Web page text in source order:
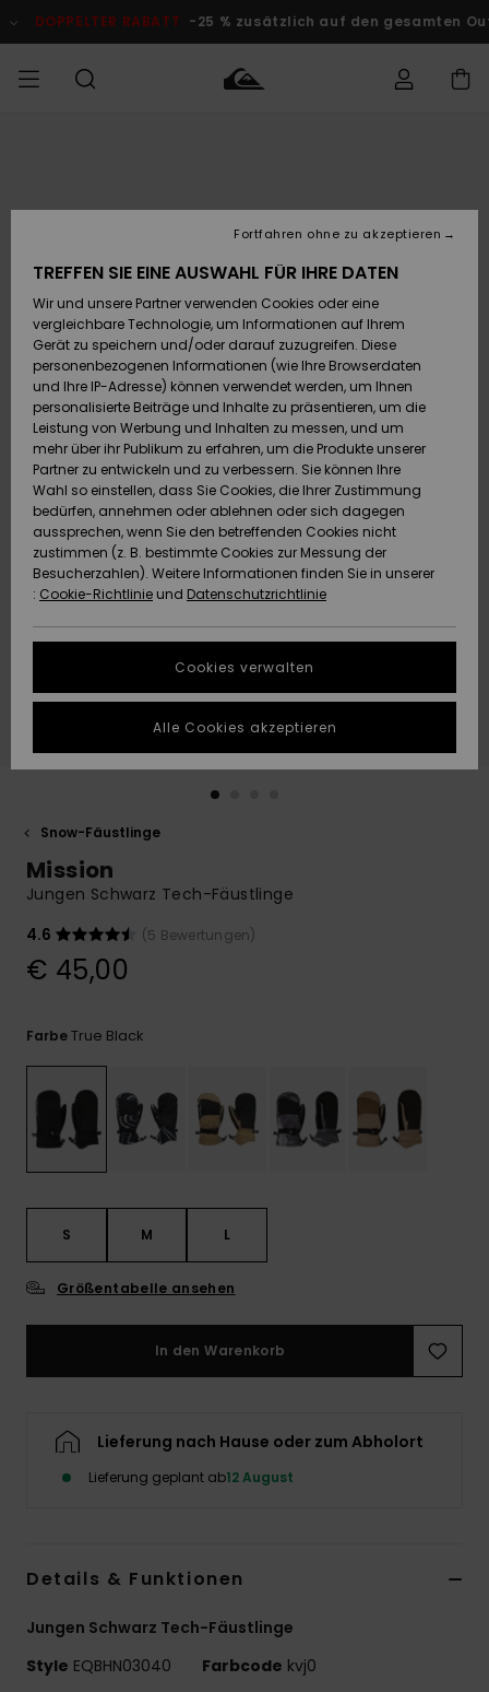
ProduktinformationRABATT -25 % zusätzlich auf den gesamten Outlet-
Accessoires
Schuhe&
Flip-Flops
Surf
Snow
Brandneu
Highlights
JUNGEN
Accessoires
Schuhe&
Flip-Flops
Surf
Snow
Brandneu
Highlights
FRAUEN
Brandneu
Highlights
Snow
SURF
Kinder
Highlights
Community
SNOW
Kinder
Snow Shop
Damen
Highlights
Community
DOPPELTER
RABATT
KINDER
Outlet
Frauen
HILFE & KONTAKT
Versand
Retouren
Bezahlung
Geschenkkarte
Quiksilver
Freedom
Datenschutz
Starten Sie eine
Unterhaltung,
schnellste
Antwort auf Ihre
Frage zu
erhalten.
Finden Sie
Antworten auf
die häufigsten
Fragen sowie
NACHHALTIGKEIT
WUNSCHLISTE
Snow-Fäustlinge
Mission
Jungen Schwarz Tech-Fäustlinge
4.6
(5 Bewertungen)
€ 45,00
FarbeTrue Black
S M L
Größentabelle ansehen
In den Warenkorb
Lieferung nach Hause oder zum Abholort
Lieferung geplant ab12 August
Details & Funktionen
Jungen Schwarz Tech-Fäustlinge
Style EQBHN03040 Farbcode kvj0
TREFFEN SIE EINE AUSWAHL FÜR IHRE DATEN
Wir und unsere Partner verwenden Cookies oder eine
vergleichbare Technologie, um Informationen auf Ihrem
Gerät zu speichern und/oder darauf zuzugreifen. Diese
personenbezogenen Informationen (wie Ihre Browserdaten
und Ihre IP-Adresse) können verwendet werden, um Ihnen
personalisierte Beiträge und Inhalte zu präsentieren, um die
Leistung von Werbung und Inhalten zu messen, und um
mehr über ihr Publikum zu erfahren, um die Produkte unserer
Partner zu entwickeln und zu verbessern. Sie können Ihre
Wahl so einstellen, dass Sie Cookies, die Ihrer Zustimmung
bedürfen, annehmen oder ablehnen oder sich dagegen
aussprechen, wenn Sie den betreffenden Cookies nicht
zustimmen (z. B. bestimmte Cookies zur Messung der
Besucherzahlen). Weitere Informationen finden Sie in unserer
: Cookie-Richtlinie und Datenschutzrichtlinie
Cookies verwalten
Fortfahren ohne zu akzeptieren
Alle Cookies akzeptieren